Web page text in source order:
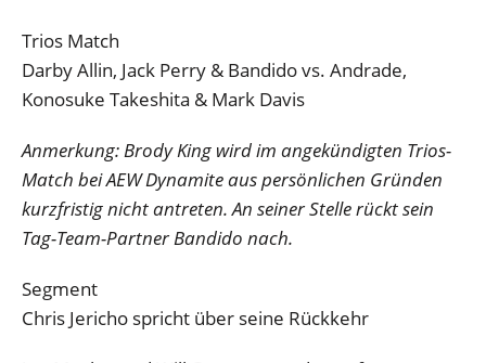
Trios Match
Darby Allin, Jack Perry & Bandido vs. Andrade,
Konosuke Takeshita & Mark Davis
Anmerkung: Brody King wird im angekündigten Trios-
Match bei AEW Dynamite aus persönlichen Gründen
kurzfristig nicht antreten. An seiner Stelle rückt sein
Tag-Team-Partner Bandido nach.
Segment
Chris Jericho spricht über seine Rückkehr